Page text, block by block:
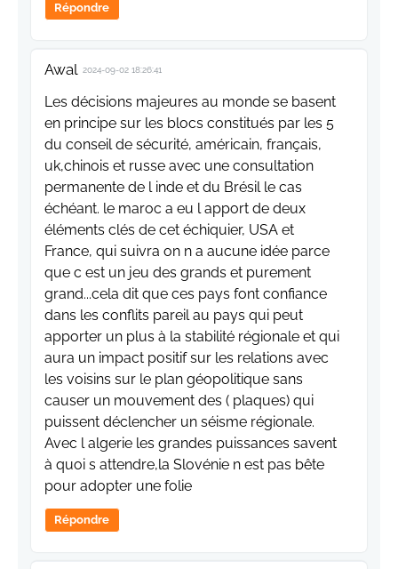
Répondre
Awal 2024-09-02 18:26:41
Les décisions majeures au monde se basent
en principe sur les blocs constitués par les 5
du conseil de sécurité, américain, français,
uk,chinois et russe avec une consultation
permanente de l inde et du Brésil le cas
échéant. le maroc a eu l apport de deux
éléments clés de cet échiquier, USA et
France, qui suivra on n a aucune idée parce
que c est un jeu des grands et purement
grand...cela dit que ces pays font confiance
dans les conflits pareil au pays qui peut
apporter un plus à la stabilité régionale et qui
aura un impact positif sur les relations avec
les voisins sur le plan géopolitique sans
causer un mouvement des ( plaques) qui
puissent déclencher un séisme régionale.
Avec l algerie les grandes puissances savent
à quoi s attendre,la Slovénie n est pas bête
pour adopter une folie
Répondre